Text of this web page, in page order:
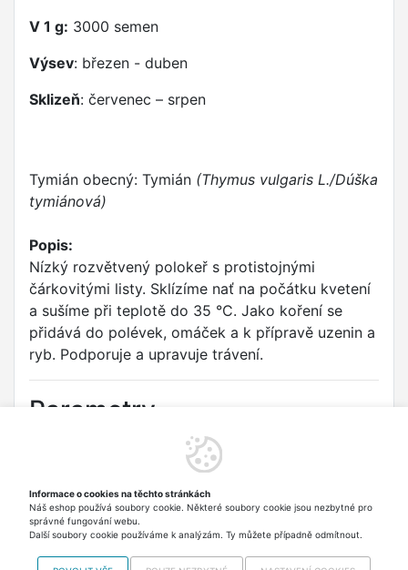
V 1 g: 3000 semen
Výsev: březen - duben
Sklizeň: červenec – srpen
Tymián obecný: Tymián (Thymus vulgaris L./Dúška
tymiánová)
Popis:
Nízký rozvětvený polokeř s protistojnými
čárkovitými listy. Sklízíme nať na počátku kvetení
a sušíme při teplotě do 35 °C. Jako koření se
přidává do polévek, omáček a k přípravě uzenin a
ryb. Podporuje a upravuje trávení.
Parametry
Typ:Aromatické rostliny
Informace o cookies na těchto stránkách
Náš eshop používá soubory cookie. Některé soubory cookie jsou nezbytné pro
správné fungování webu.
Další soubory cookie používáme k analýzám. Ty můžete případně odmítnout.